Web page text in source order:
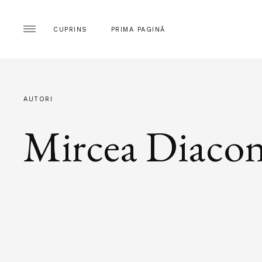
CUPRINS PRIMA PAGINĂ
AUTORI
Mircea